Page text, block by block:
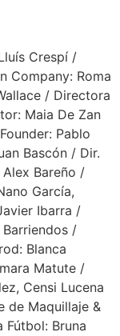
Crespí /
Company: Roma
/ Directora
Maia De Zan
Pablo
Bascón / Dir.
Bareño /
García,
Ibarra /
/
Blanca
Matute /
Censi Lucena
de Maquillaje &
Fútbol: Bruna